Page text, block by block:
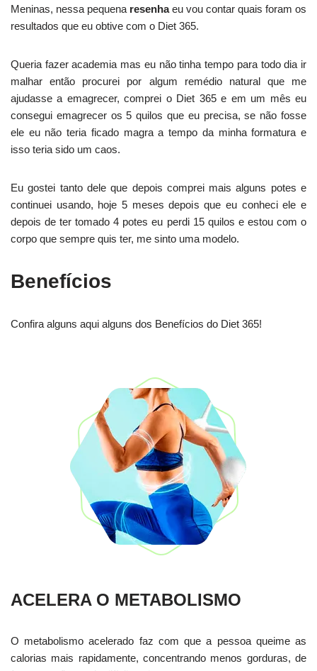
Meninas, nessa pequena resenhaeu vou contar quais foram os
resultados que eu obtive com o Diet 365.
Queria fazer academia mas eu não tinha tempo para todo dia ir
malhar então procurei por algum remédio natural que me
ajudasse a emagrecer, comprei o Diet 365 e em um mês eu
consegui emagrecer os 5 quilos que eu precisa, se não fosse
ele eu não teria ficado magra a tempo da minha formatura e
isso teria sido um caos.
Eu gostei tanto dele que depois comprei mais alguns potes e
continuei usando, hoje 5 meses depois que eu conheci ele e
depois de ter tomado 4 potes eu perdi 15 quilos e estou com o
corpo que sempre quis ter, me sinto uma modelo.
Benefícios
Confira alguns aqui alguns dos Benefícios do Diet 365!
ACELERA O METABOLISMO
O metabolismo acelerado faz com que a pessoa queime as
calorias mais rapidamente, concentrando menos gorduras, de